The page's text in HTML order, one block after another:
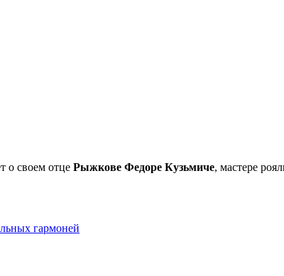
о своем отце Рыжкове Федоре Кузьмиче, мастере
гармоней